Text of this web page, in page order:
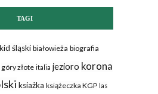
TAGI
śląskibiałowieża biografia
góry złote italia jezioro korona
ksiażka książeczka KGP las